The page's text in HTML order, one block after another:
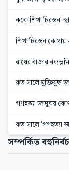
কবে 'শিখা চিরন্তন'
শিখা চিরন্তন কোথায়
রায়ের বাজার
কত সালে মুক্তিযুদ্ধ
গণহত্যা জাদুঘর
কত সালে 'গণহত্যা
সম্পর্কিত